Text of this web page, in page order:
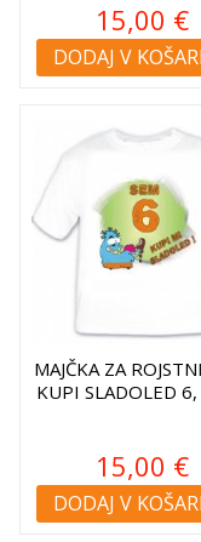
15,00 €
DODAJ V
MAJČKA ZA
KUPI SLADOLED
15,00 €
DODAJ V